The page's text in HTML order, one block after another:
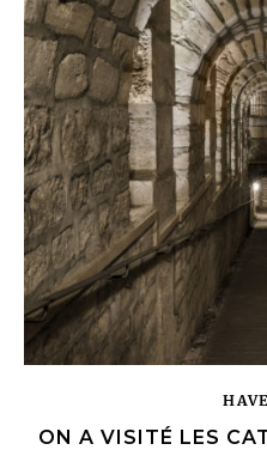
ON A VISITÉ LES